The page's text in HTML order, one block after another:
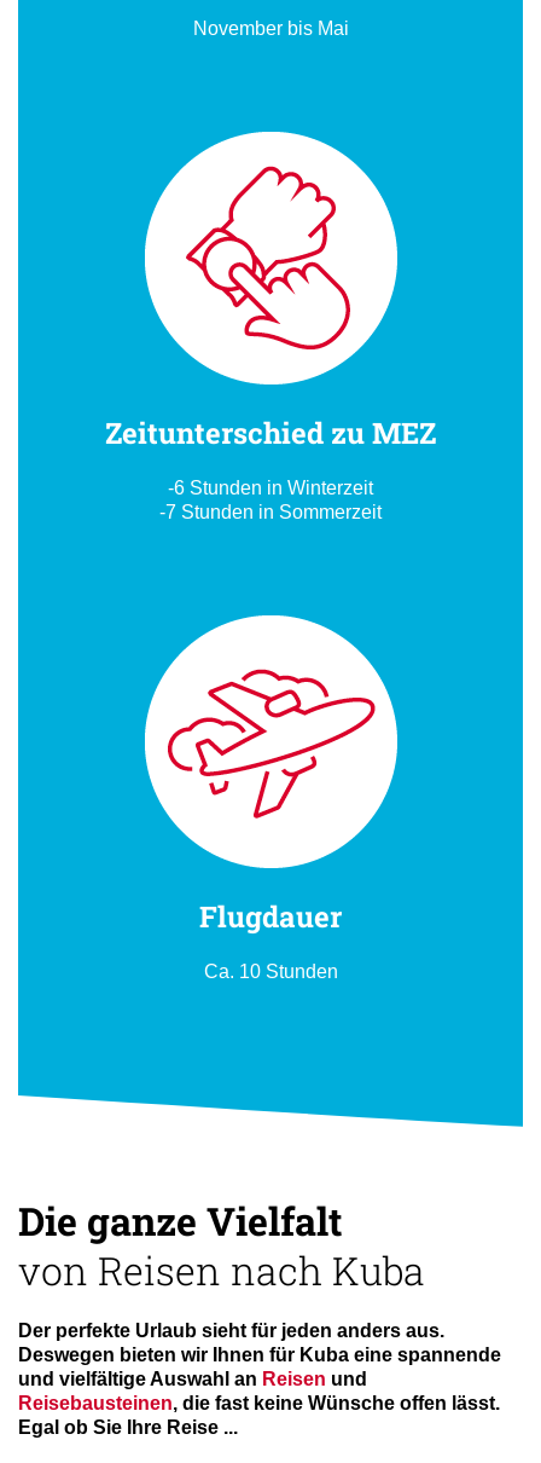
November bis Mai
Zeitunterschied zu MEZ
-6 Stunden in Winterzeit
-7 Stunden in Sommerzeit
Flugdauer
Ca. 10 Stunden
Die ganze Vielfalt
von Reisen nach Kuba
Der perfekte Urlaub sieht für jeden anders aus.
Deswegen bieten wir Ihnen für Kuba eine spannende
und vielfältige Auswahl an Reisen und
Reisebausteinen, die fast keine Wünsche offen lässt.
Egal ob Sie Ihre Reise ...